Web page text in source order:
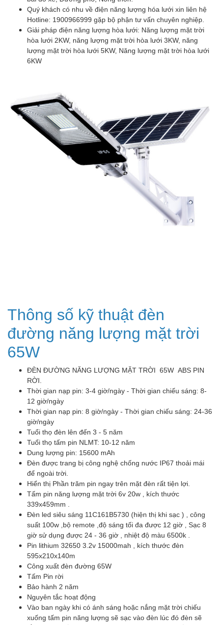
Quý khách có nhu về điện năng lượng hóa lưới xin liên hệ
Hotline: 1900966999 gặp bộ phận tư vấn chuyên nghiệp.
Giải pháp điện năng lượng hòa lưới: Năng lượng mặt trời
hòa lưới 2KW, năng lượng mặt trời hòa lưới 3KW, năng
lượng mặt trời hòa lưới 5KW, Năng lượng mặt trời hòa lưới
6KW
Thông số kỹ thuật đèn
đường năng lượng mặt trời
65W
ĐÈN ĐƯỜNG NĂNG LƯỢNG MẶT TRỜI 65W ABS PIN
RỜI.
Thời gian nạp pin: 3-4 giờ/ngày - Thời gian chiếu sáng: 8-
12 giờ/ngày
Thời gian nạp pin: 8 giờ/ngày - Thời gian chiếu sáng: 24-36
giờ/ngày
Tuổi thọ đèn lên đến 3 - 5 năm
Tuổi thọ tấm pin NLMT: 10-12 năm
Dung lượng pin: 15600 mAh
Đèn được trang bị công nghệ chống nước IP67 thoải mái
để ngoài trời.
Hiển thị Phần trăm pin ngay trên mặt đèn rất tiện lợi.
Tấm pin năng lượng mặt trời 6v 20w , kích thước
339x459mm .
Đèn led siêu sáng 11C161B5730 (hiện thị khi sạc ) , công
suất 100w ,bộ remote ,độ sáng tối đa được 12 giờ , Sạc 8
giờ sử dụng được 24 - 36 giờ , nhiệt độ màu 6500k .
Pin lithium 32650 3.2v 15000mah , kích thước đèn
595x210x140m
Công xuất đèn đường 65W
Tấm Pin rời
Bảo hành 2 năm
Nguyên tắc hoạt động
Vào ban ngày khi có ánh sáng hoặc nắng mặt trời chiếu
xuống tấm pin năng lượng sẽ sạc vào đèn lúc đó đèn sẽ